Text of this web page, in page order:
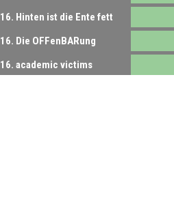
16. Hinten ist die Ente fett
16. Die OFFenBARung
16. academic victims